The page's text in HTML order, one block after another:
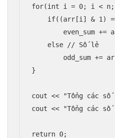
for(int i = 0; i <
if((arr[i] & 1)
even_sum +=
    else // Số lẻ
odd_sum +=
}
cout << "Tổng các số
cout << "Tổng các